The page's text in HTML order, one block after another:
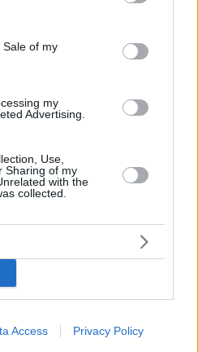
and its third-party tags to
purposes in below Google
of my
my
Advertising.
Use,
Sharing of my
with the
collected.
Access Privacy Policy
της ανομιας και της
θα τα βρουν το
της Bentley;
πάω στην Κολομβία, σε
σύγχρονους
πεζόδρομους και
τα πιο πρωτοπόρα
Έχει πλατείς δρόμους,
πεζοδρόμια. Καμία σχέση
και ειδικά του
που πήγε η άλλη βόλτα
της Αθήνας.